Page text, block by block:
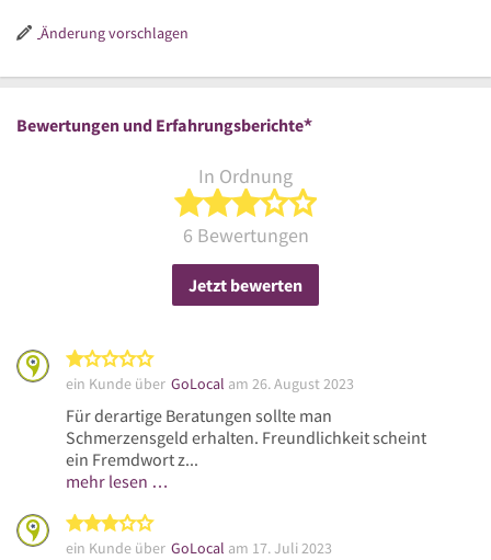
Uhr
20
Änderung vorschlagen
Bewertungen und Erfahrungsberichte*
In Ordnung
3 von 5 Sternen
6 Bewertungen
Jetzt bewerten
ein Kunde über GoLocal am 26. August 2023
Für derartige Beratungen sollte man
Schmerzensgeld erhalten. Freundlichkeit scheint
ein Fremdwort z...
mehr lesen …
ein Kunde über GoLocal am 17. Juli 2023